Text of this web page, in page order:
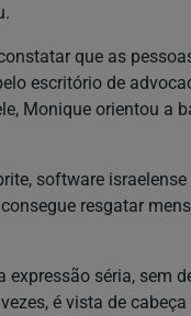
que as
escritório de
Monique orientou a
software
resgatar
séria, sem
é vista de